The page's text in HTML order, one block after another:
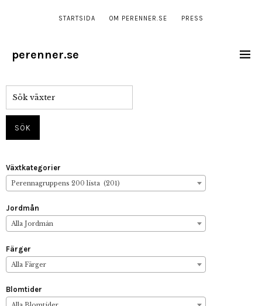
STARTSIDA OM PERENNER.SE PRESS
perenner.se
Växtkategorier
Perennagruppens 200 lista (201)
Jordmån
Alla Jordmån
Färger
Alla Färger
Blomtider